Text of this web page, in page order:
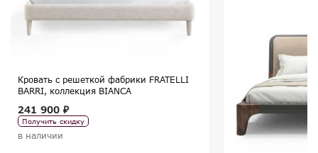
Кровать с решеткой фабрики FRATELLI
BARRI, коллекция BIANCA
241 900 ₽
Получить скидку
в наличии